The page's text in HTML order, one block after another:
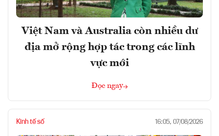
Việt Nam và Australia còn nhiều dư
địa mở rộng hợp tác trong các lĩnh
vực mới
Đọc ngay
Kinh tế số 16:05, 07/08/2026